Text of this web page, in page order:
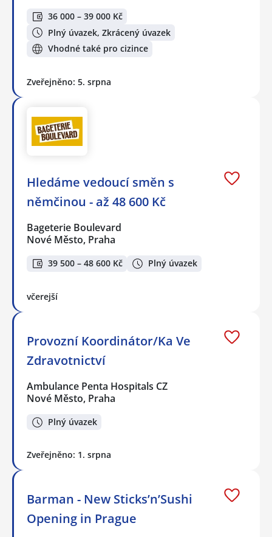
36 000 – 39 000 Kč
Plný úvazek, Zkrácený úvazek
Vhodné také pro cizince
Zveřejněno: 5. srpna
Hledáme vedoucí směn s
němčinou - až 48 600 Kč
Bageterie Boulevard
Nové Město, Praha
39 500 – 48 600 Kč Plný úvazek
včerejší
Provozní Koordinátor/Ka Ve
Zdravotnictví
Ambulance Penta Hospitals CZ
Nové Město, Praha
Plný úvazek
Zveřejněno: 1. srpna
Barman - New Sticks’n’Sushi
Opening in Prague